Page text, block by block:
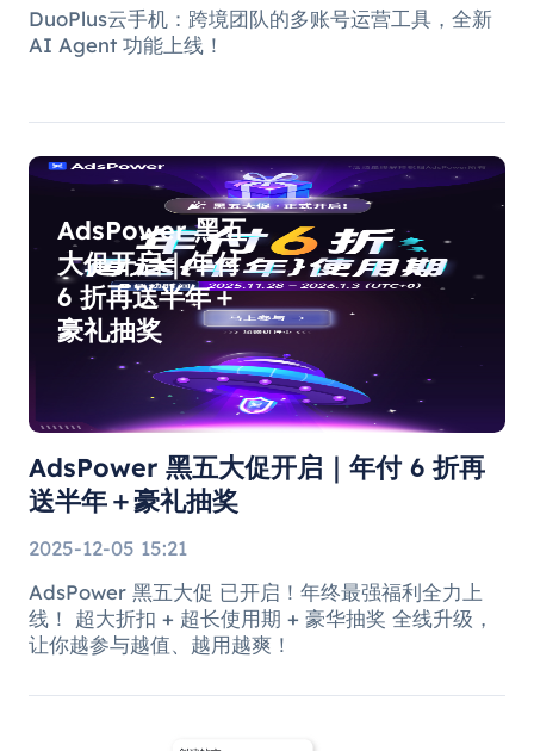
DuoPlus云手机：跨境团队的多账号运营工具，全新
AI Agent 功能上线！
AdsPower 黑五
大促开启｜年付
6 折再送半年＋
豪礼抽奖
AdsPower 黑五大促开启｜年付 6 折再
送半年＋豪礼抽奖
2025-12-05 15:21
AdsPower 黑五大促 已开启！年终最强福利全力上
线！ 超大折扣 + 超长使用期 + 豪华抽奖 全线升级，
让你越参与越值、越用越爽！